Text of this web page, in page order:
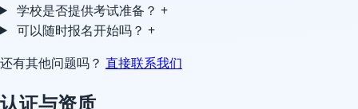
学校是否提供考试准备？ +
可以随时报名开始吗？ +
还有其他问题吗？ 直接联系我们
认证与资质